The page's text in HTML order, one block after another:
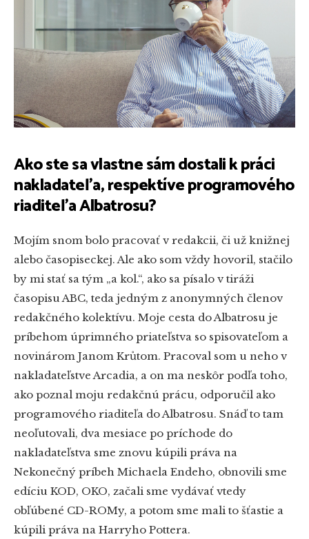
Ako ste sa vlastne sám dostali k práci
nakladateľa, respektíve programového
riaditeľa Albatrosu?
Mojím snom bolo pracovať v redakcii, či už knižnej
alebo časopiseckej. Ale ako som vždy hovoril, stačilo
by mi stať sa tým „a kol.“, ako sa písalo v tiráži
časopisu ABC, teda jedným z anonymných členov
redakčného kolektívu. Moje cesta do Albatrosu je
príbehom úprimného priateľstva so spisovateľom a
novinárom Janom Krůtom. Pracoval som u neho v
nakladateľstve Arcadia, a on ma neskôr podľa toho,
ako poznal moju redakčnú prácu, odporučil ako
programového riaditeľa do Albatrosu. Snáď to tam
neoľutovali, dva mesiace po príchode do
nakladateľstva sme znovu kúpili práva na
Nekonečný príbeh Michaela Endeho, obnovili sme
edíciu KOD, OKO, začali sme vydávať vtedy
obľúbené CD-ROMy, a potom sme mali to šťastie a
kúpili práva na Harryho Pottera.